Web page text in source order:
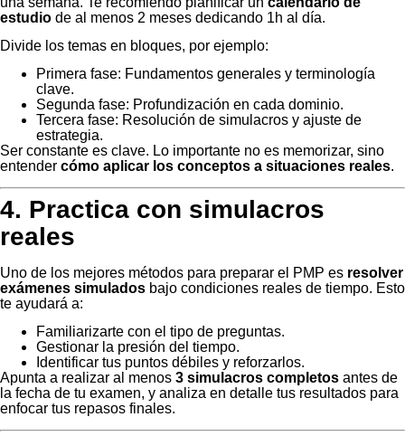
estudio de al menos 2 meses dedicando 1h al día.
Divide los temas en bloques, por ejemplo:
Primera fase: Fundamentos generales y terminología
clave.
Segunda fase: Profundización en cada dominio.
Tercera fase: Resolución de simulacros y ajuste de
estrategia.
Ser constante es clave. Lo importante no es memorizar, sino
entender cómo aplicar los conceptos a situaciones reales.
4. Practica con simulacros
reales
Uno de los mejores métodos para preparar el PMP es resolver
exámenes simulados bajo condiciones reales de tiempo. Esto
te ayudará a:
Familiarizarte con el tipo de preguntas.
Gestionar la presión del tiempo.
Identificar tus puntos débiles y reforzarlos.
Apunta a realizar al menos 3 simulacros completos antes de
la fecha de tu examen, y analiza en detalle tus resultados para
enfocar tus repasos finales.